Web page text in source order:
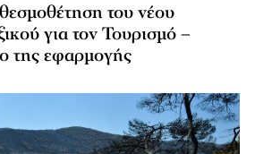
του νέου
για τον Τουρισμό –
της εφαρμογής